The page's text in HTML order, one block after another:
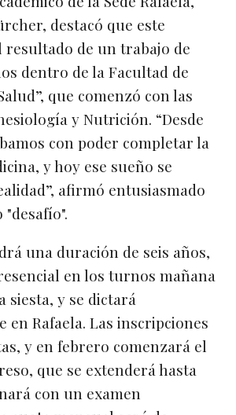
destacó que este
resultado de un trabajo de
dentro de la Facultad de
que comenzó con las
y Nutrición. “Desde
con poder completar la
y hoy ese sueño se
afirmó entusiasmado
una duración de seis años,
en los turnos mañana
siesta, y se dictará
en Rafaela. Las inscripciones
y en febrero comenzará el
que se extenderá hasta
con un examen